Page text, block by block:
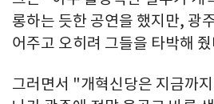
롱하는 듯한 공연을 했지만, 광
어주고 오히려 그들을 타박해
그러면서 "개혁신당은 지금까